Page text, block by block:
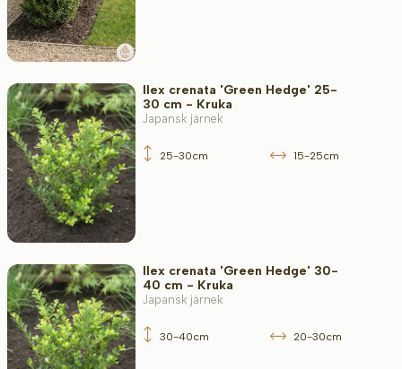
Ilex crenata 'Green Hedge' 25-
30 cm - Kruka
Japansk järnek
25-30cm 15-25cm
Ilex crenata 'Green Hedge' 30-
40 cm - Kruka
Japansk järnek
30-40cm 20-30cm